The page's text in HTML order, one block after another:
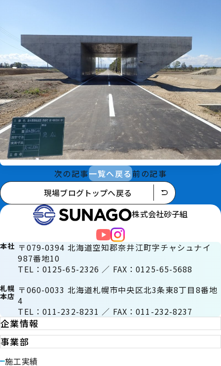
次の記事一覧へ戻る前の記事
現場ブログトップへ戻る
株式会社砂子組
本社 〒079-0394 北海道空知郡奈井江町字チャシュナイ
987番地10
TEL：0125-65-2326 ／ FAX：0125-65-5688
札幌
本店
〒060-0033 北海道札幌市中央区北3条東8丁目8番地
4
TEL：011-232-8231 ／ FAX：011-232-8237
企業情報
事業部
施工実績